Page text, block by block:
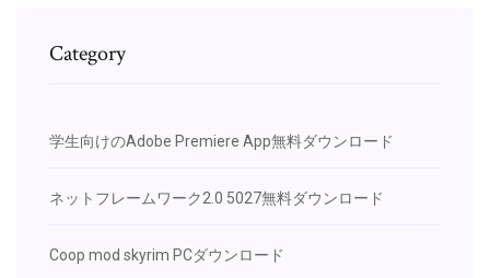
Category
学生向けのAdobe Premiere App無料ダウンロード
ネットフレームワーク2.0 5027無料ダウンロード
Coop mod skyrim PCダウンロード